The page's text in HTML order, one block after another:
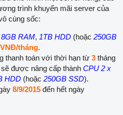
trình khuyến mãi server của
cùng sốc:
8GB RAM, 1TB HDD (hoặc 250GB
tháng.
thanh toán với thời hạn từ 3 tháng
được nâng cấp thành CPU 2 x
HDD (hoặc 250GB SSD).
8/9/2015 đến hết ngày